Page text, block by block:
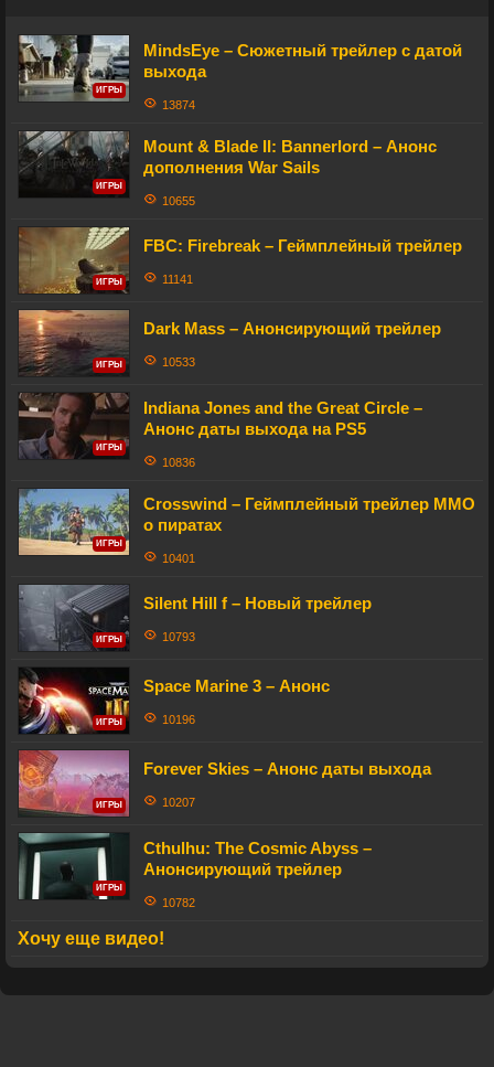
ИГРЫ
MindsEye – Сюжетный трейлер с датой
выхода
13874
ИГРЫ
Mount & Blade II: Bannerlord – Анонс
дополнения War Sails
10655
ИГРЫ
FBC: Firebreak – Геймплейный трейлер
11141
ИГРЫ
Dark Mass – Анонсирующий трейлер
10533
ИГРЫ
Indiana Jones and the Great Circle –
Анонс даты выхода на PS5
10836
ИГРЫ
Crosswind – Геймплейный трейлер MMO
о пиратах
10401
ИГРЫ
Silent Hill f – Новый трейлер
10793
ИГРЫ
Space Marine 3 – Анонс
10196
ИГРЫ
Forever Skies – Анонс даты выхода
10207
ИГРЫ
Cthulhu: The Cosmic Abyss –
Анонсирующий трейлер
10782
Хочу еще видео!